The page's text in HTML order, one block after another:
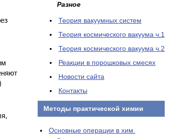
Разное
Теория вакуумных систем
Теория космического вакуума ч.1
Теория космического вакуума ч.2
Реакции в порошковых смесях
Новости сайта
Контакты
Методы практической химии
Основные операции в хим.